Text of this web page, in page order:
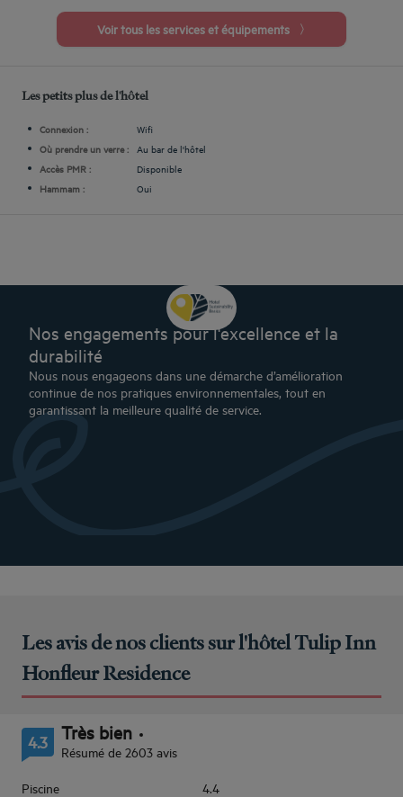
Voir tous les services et équipements
Les petits plus de l'hôtel
Connexion :
Wifi
Où prendre un verre :
Au bar de l'hôtel
Accès PMR :
Disponible
Hammam :
Oui
Nos engagements pour l'excellence et la
durabilité
Nous nous engageons dans une démarche d’amélioration
continue de nos pratiques environnementales, tout en
garantissant la meilleure qualité de service.
Les avis de nos clients sur l'hôtel Tulip Inn
Honfleur Residence
4.3 Très bien
Résumé de 2603 avis
Piscine 4.4